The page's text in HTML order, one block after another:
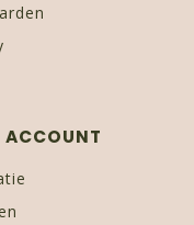
ACCOUNT